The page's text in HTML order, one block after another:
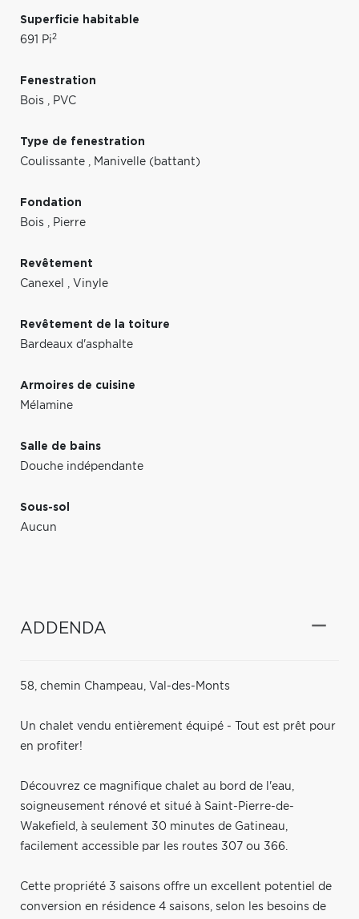
Superficie habitable
691 Pi2
Fenestration
Bois , PVC
Type de fenestration
Coulissante , Manivelle (battant)
Fondation
Bois , Pierre
Revêtement
Canexel , Vinyle
Revêtement de la toiture
Bardeaux d'asphalte
Armoires de cuisine
Mélamine
Salle de bains
Douche indépendante
Sous-sol
Aucun
ADDENDA
58, chemin Champeau, Val-des-Monts
Un chalet vendu entièrement équipé - Tout est prêt pour
en profiter!
Découvrez ce magnifique chalet au bord de l'eau,
soigneusement rénové et situé à Saint-Pierre-de-
Wakefield, à seulement 30 minutes de Gatineau,
facilement accessible par les routes 307 ou 366.
Cette propriété 3 saisons offre un excellent potentiel de
conversion en résidence 4 saisons, selon les besoins de